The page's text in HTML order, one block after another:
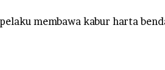
membawa kabur harta